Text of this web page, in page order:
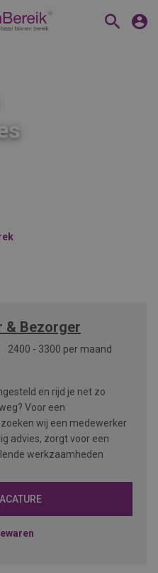
& Bezorger
2400 - 3300 per maand
en rijd je net zo
Voor een
wij een medewerker
advies, zorgt voor een
werkzaamheden